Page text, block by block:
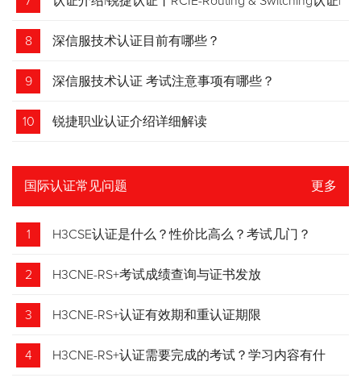
专家级网络工程师
8 深信服技术认证目前有哪些？
9 深信服技术认证 考试注意事项有哪些？
10 锐捷职业认证介绍详细解读
国际认证常见问题 更多
1 H3CSE认证是什么？性价比高么？考试几门？
2 H3CNE-RS+考试成绩查询与证书发放
3 H3CNE-RS+认证有效期和重认证期限
4 H3CNE-RS+认证需要完成的考试？学习内容有什